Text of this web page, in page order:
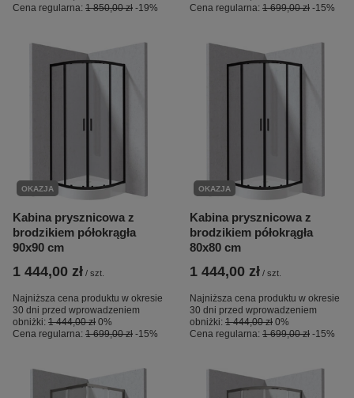
Cena regularna: 1 850,00 zł -19%
Cena regularna: 1 699,00 zł -15%
OKAZJA
Kabina prysznicowa z
brodzikiem półokrągła
90x90 cm
1 444,00 zł / szt.
Najniższa cena produktu w okresie
30 dni przed wprowadzeniem
obniżki: 1 444,00 zł 0%
Cena regularna: 1 699,00 zł -15%
OKAZJA
Kabina prysznicowa z
brodzikiem półokrągła
80x80 cm
1 444,00 zł / szt.
Najniższa cena produktu w okresie
30 dni przed wprowadzeniem
obniżki: 1 444,00 zł 0%
Cena regularna: 1 699,00 zł -15%